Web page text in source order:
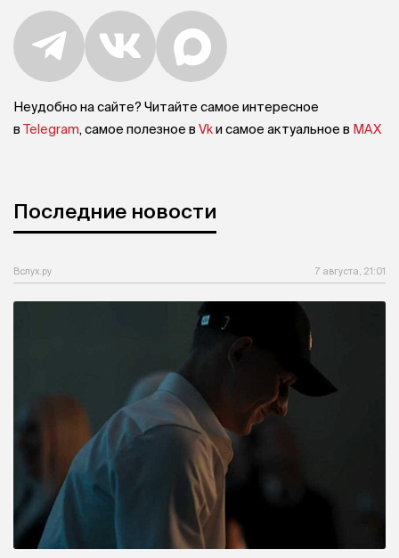
Неудобно на сайте? Читайте самое интересное
в Telegram, самое полезное в Vkи самое актуальное в MAX
Последние новости
Вслух.ру 7 августа, 21:01